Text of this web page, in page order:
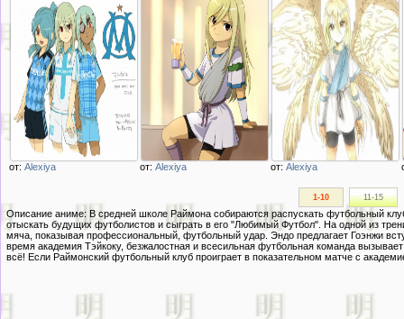
изображения
endou mamoru
gouenji shuuya из
аниме inazuma
eleven
изображения
Афродий afuro
terumi из аниме
Inazuma Eleven
одиннадцать
молний
изображения
Афродий afuro
terumi из аниме
Inazuma Eleven
изображения
afuro terumi
sakuma jirou
Inazuma Eleven
от: Alexiya
Описание
изображения
Афродий afuro
Inazuma Eleven
одиннадцать
от: Alexiya
Описание
изображения
Афродий afuro
Inazuma Eleven
от: Alexiya
1-10 11-15
Описание аниме: В средней школе Раймона собираются распускать футбольный
отыскать будущих футболистов и сыграть в его "Любимый Футбол". На одной из
мяча, показывая профессиональный, футбольный удар. Эндо предлагает Гоэнжи
время академия Тэйкоку, безжалостная и всесильная футбольная команда
всё! Если Раймонский футбольный клуб проиграет в показательном матче с